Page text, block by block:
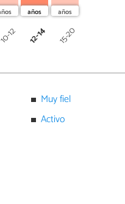
10-12 12-14 15-20
Muy fiel
Activo